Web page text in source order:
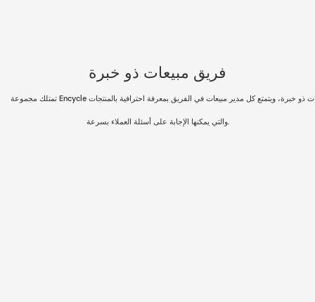
فريق مبيعات ذو خبرة
والتي يمكنها الإجابة على أسئلة العملاء بسرعة.